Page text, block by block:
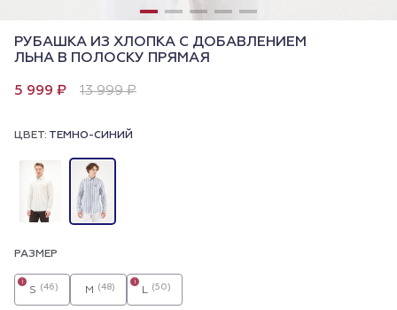
РУБАШКА ИЗ ХЛОПКА С ДОБАВЛЕНИЕМ
ЛЬНА В ПОЛОСКУ ПРЯМАЯ
5 999 ₽ 13 999 ₽
ЦВЕТ: ТЕМНО-СИНИЙ
РАЗМЕР
S (46)
i
M (48) L (50)
i